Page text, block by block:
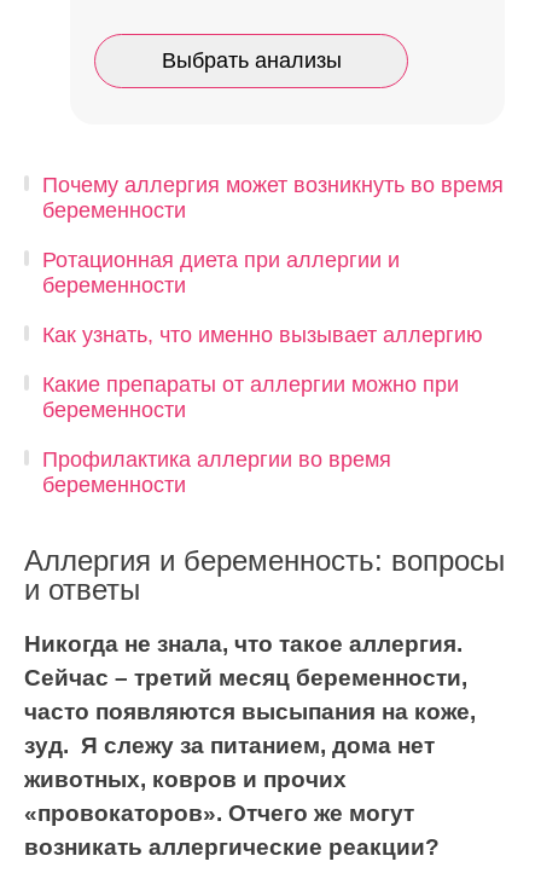
Выбрать анализы
Почему аллергия может возникнуть во время
беременности
Ротационная диета при аллергии и
беременности
Как узнать, что именно вызывает аллергию
Какие препараты от аллергии можно при
беременности
Профилактика аллергии во время
беременности
Аллергия и беременность: вопросы
и ответы
Никогда не знала, что такое аллергия.
Сейчас – третий месяц беременности,
часто появляются высыпания на коже,
зуд. Я слежу за питанием, дома нет
животных, ковров и прочих
«провокаторов». Отчего же могут
возникать аллергические реакции?